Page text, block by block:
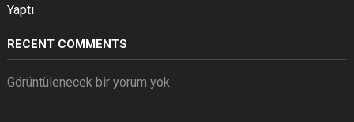
Yaptı
RECENT COMMENTS
Görüntülenecek bir yorum yok.